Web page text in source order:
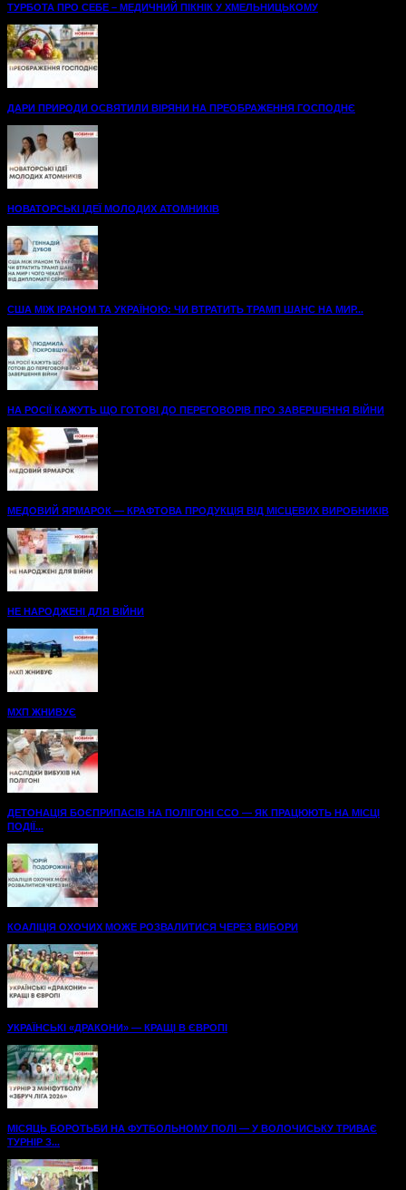
ТУРБОТА ПРО СЕБЕ – МЕДИЧНИЙ ПІКНІК У ХМЕЛЬНИЦЬКОМУ
ДАРИ ПРИРОДИ ОСВЯТИЛИ ВІРЯНИ НА ПРЕОБРАЖЕННЯ ГОСПОДНЄ
НОВАТОРСЬКІ ІДЕЇ МОЛОДИХ АТОМНИКІВ
США МІЖ ІРАНОМ ТА УКРАЇНОЮ: ЧИ ВТРАТИТЬ ТРАМП ШАНС НА МИР...
НА РОСІЇ КАЖУТЬ ЩО ГОТОВІ ДО ПЕРЕГОВОРІВ ПРО ЗАВЕРШЕННЯ ВІЙНИ
МЕДОВИЙ ЯРМАРОК — КРАФТОВА ПРОДУКЦІЯ ВІД МІСЦЕВИХ ВИРОБНИКІВ
НЕ НАРОДЖЕНІ ДЛЯ ВІЙНИ
МХП ЖНИВУЄ
ДЕТОНАЦІЯ БОЄПРИПАСІВ НА ПОЛІГОНІ ССО — ЯК ПРАЦЮЮТЬ НА МІСЦІ
ПОДІЇ...
КОАЛІЦІЯ ОХОЧИХ МОЖЕ РОЗВАЛИТИСЯ ЧЕРЕЗ ВИБОРИ
УКРАЇНСЬКІ «ДРАКОНИ» — КРАЩІ В ЄВРОПІ
МІСЯЦЬ БОРОТЬБИ НА ФУТБОЛЬНОМУ ПОЛІ — У ВОЛОЧИСЬКУ ТРИВАЄ
ТУРНІР З...